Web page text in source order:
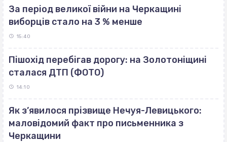
За період великої війни на Черкащині
виборців стало на 3 % менше
15:40
Пішохід перебігав дорогу: на Золотоніщині
сталася ДТП (ФОТО)
14:10
Як з’явилося прізвище Нечуя-Левицького:
маловідомий факт про письменника з
Черкащини